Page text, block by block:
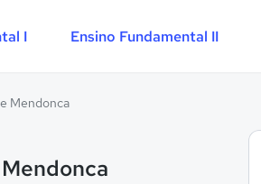
I Ensino Fundamental II
Mendonca